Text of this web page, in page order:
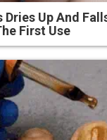
Dries Up And
First Use